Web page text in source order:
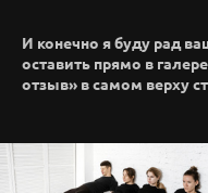
И конечно я буду рад
оставить прямо в
отзыв» в самом верху